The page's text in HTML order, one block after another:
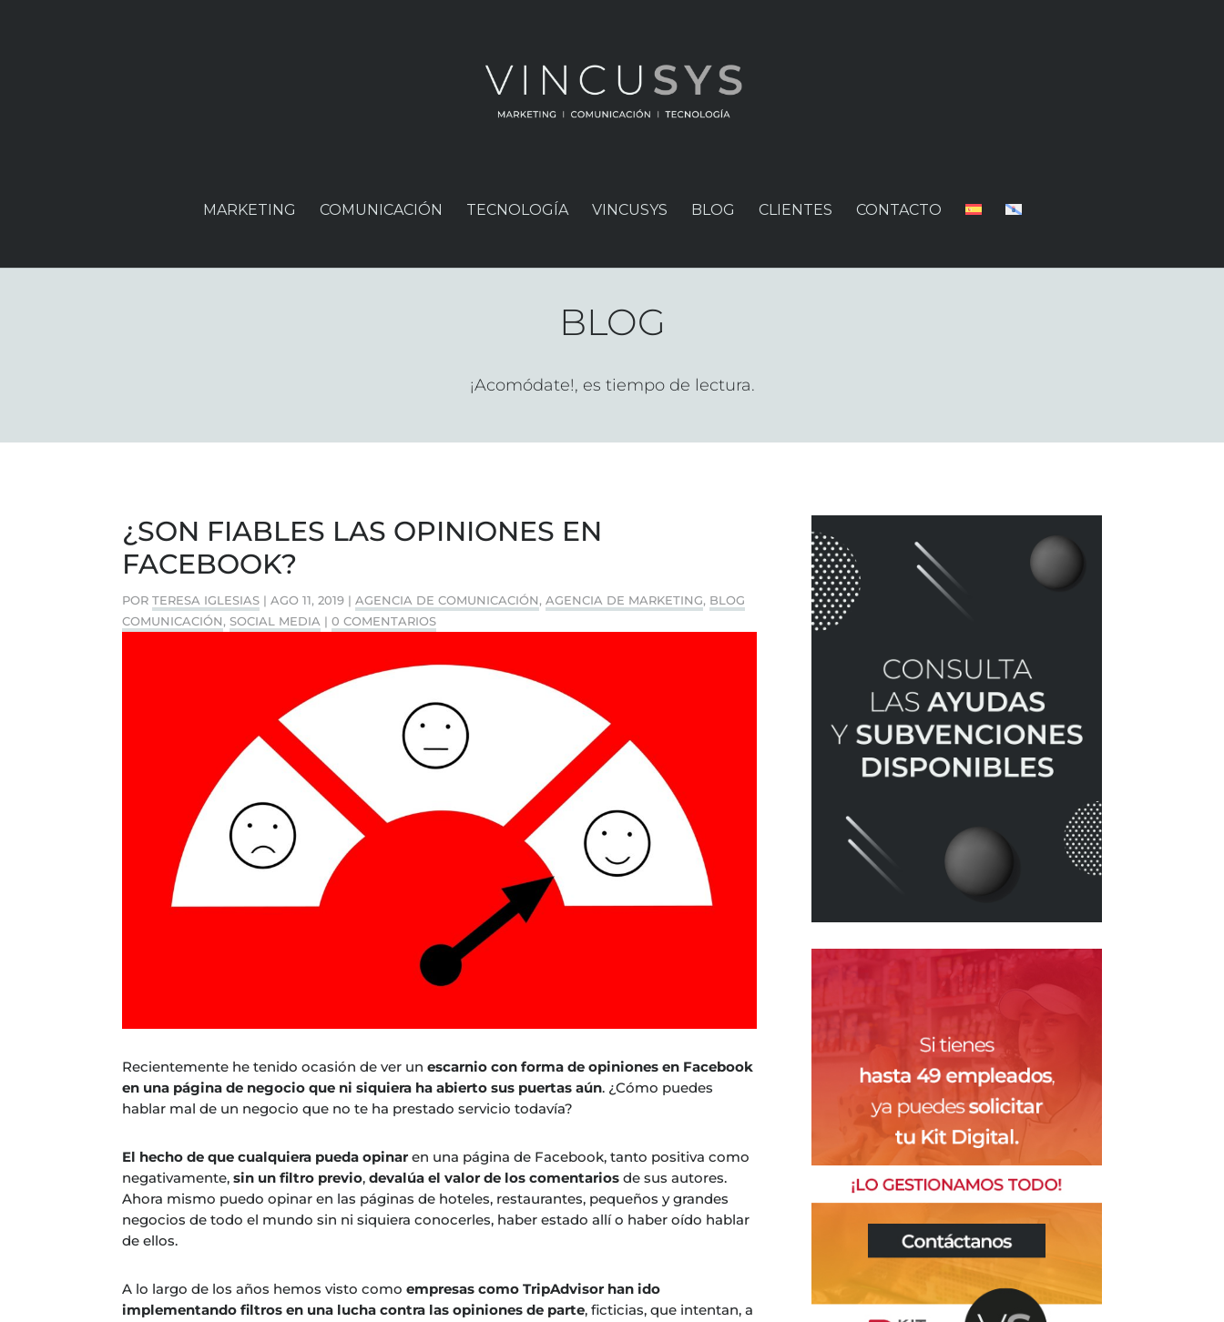
MARKETING COMUNICACIÓN TECNOLOGÍA VINCUSYS BLOG CLIENTES CONTACTO
BLOG
¡Acomódate!, es tiempo de lectura.
¿SON FIABLES LAS OPINIONES EN
FACEBOOK?
PORTERESA IGLESIAS |AGO 11, 2019 |AGENCIA DE COMUNICACIÓN,AGENCIA DE MARKETING, BLOG
COMUNICACIÓN,SOCIAL MEDIA |0 COMENTARIOS
Recientemente he tenido ocasión de ver unescarnio con forma de opiniones en Facebook
en una página de negocio que ni siquiera ha abierto sus puertas aún. ¿Cómo puedes
hablar mal de un negocio que no te ha prestado servicio todavía?
El hecho de que cualquiera pueda opinar en una página de Facebook, tanto positiva como
negativamente,sin un filtro previo, devalúa el valor de los comentarios de sus autores.
Ahora mismo puedo opinar en las páginas de hoteles, restaurantes, pequeños y grandes
negocios de todo el mundo sin ni siquiera conocerles, haber estado allí o haber oído hablar
de ellos.
A lo largo de los años hemos visto comoempresas como TripAdvisor han ido
implementando filtros en una lucha contra las opiniones de parte, ficticias, que intentan, a